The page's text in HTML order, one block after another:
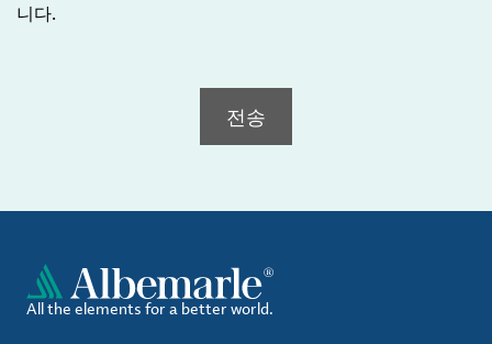
니다.
전송
All the elements for a better world.